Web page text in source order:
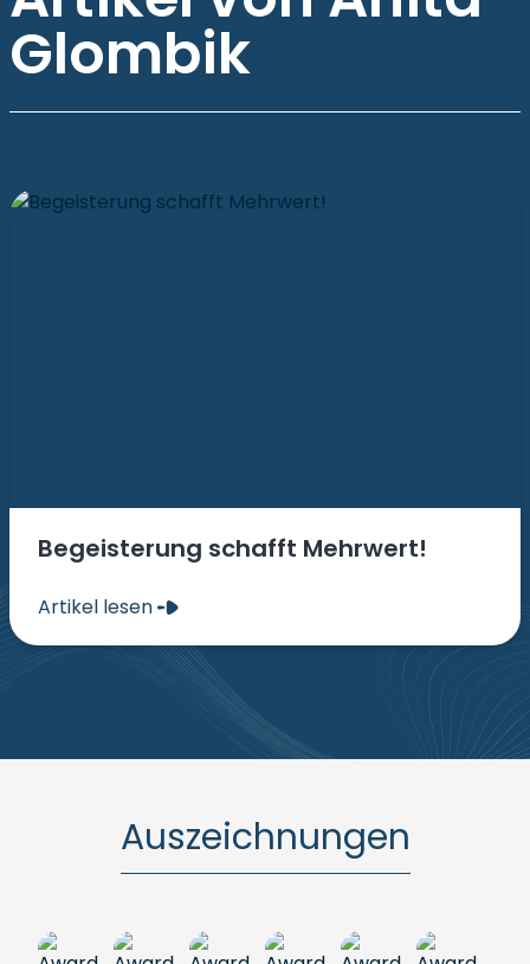
Glombik
Begeisterung schafft Mehrwert!
Artikel lesen
Auszeichnungen